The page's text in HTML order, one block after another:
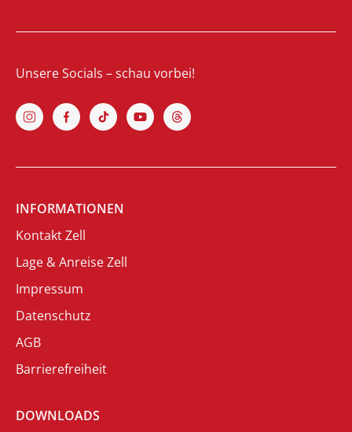
Unsere Socials – schau vorbei!
INFORMATIONEN
Kontakt Zell
Lage & Anreise Zell
Impressum
Datenschutz
AGB
Barrierefreiheit
DOWNLOADS